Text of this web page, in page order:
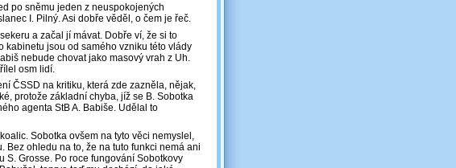
po sněmu jeden z neuspokojených
I. Pilný. Asi dobře věděl, o čem je řeč.
a začal jí mávat. Dobře ví, že si to
kabinetu jsou od samého vzniku této vlády
nebude chovat jako masový vrah z Uh.
osm lidí.
ČSSD na kritiku, která zde zazněla, nějak,
protože základní chyba, jíž se B. Sobotka
agenta StB A. Babiše. Udělal to
Sobotka ovšem na tyto věci nemyslel,
Bez ohledu na to, že na tuto funkci nemá ani
S. Grosse. Po roce fungování Sobotkovy